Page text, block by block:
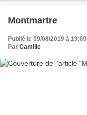
Montmartre
Publié le 09/08/2019 à 19:09
Par Camille